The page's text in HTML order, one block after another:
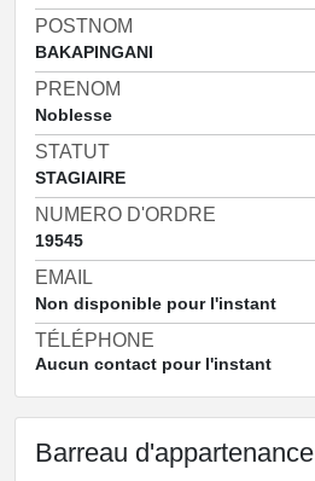
POSTNOM
BAKAPINGANI
PRENOM
Noblesse
STATUT
STAGIAIRE
NUMERO D'ORDRE
19545
EMAIL
Non disponible pour l'instant
TÉLÉPHONE
Aucun contact pour l'instant
Barreau d'appartenance